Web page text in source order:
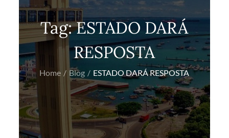
Tag:ESTADO DARÁ
RESPOSTA
Home Blog ESTADO DARÁ RESPOSTA